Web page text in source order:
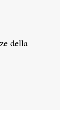
della